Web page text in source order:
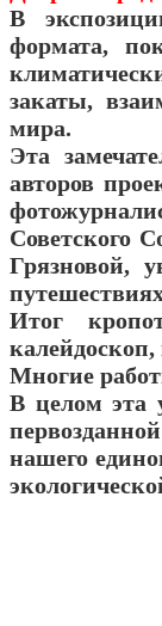
В
формата,
закаты,
мира.
Эта
авторов
Советского
Грязновой,
Итог
Многие
В целом эта
нашего